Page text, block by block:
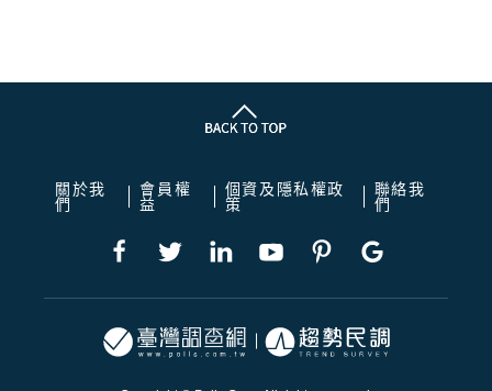
關於我
們
會員權
益
個資及隱私權政
策
聯絡我
們